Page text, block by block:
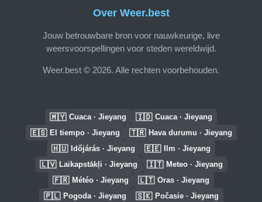
Over Weer.best
Jouw betrouwbare bron voor nauwkeurige, live
weersvoorspellingen voor steden wereldwijd.
Weer.best © 2026. Alle rechten voorbehouden.
🇲🇾 Cuaca · Jieyang 🇮🇩 Cuaca · Jieyang
🇪🇸 El tiempo · Jieyang 🇹🇷 Hava durumu · Jieyang
🇭🇺 Időjárás · Jieyang 🇪🇪 Ilm · Jieyang
🇱🇻 Laikapstākļi · Jieyang 🇮🇹 Meteo · Jieyang
🇫🇷 Météo · Jieyang 🇱🇹 Oras · Jieyang
🇵🇱 Pogoda · Jieyang 🇸🇰 Počasie · Jieyang